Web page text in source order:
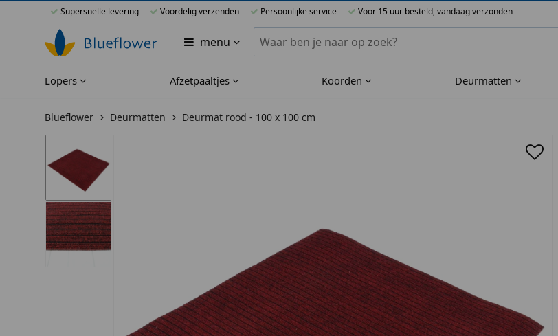
Supersnelle levering Voordelig verzenden Persoonlijke service Voor 15 uur besteld, vandaag verzonden
menu Zoeken binnen Blueflower
Lopers Afzetpaaltjes Koorden Deurmatten
Blueflower Deurmatten Deurmat rood - 100 x 100 cm